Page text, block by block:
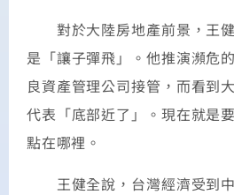
對於大陸房地產前景，王
是「讓子彈飛」。他推演瀕危
良資產管理公司接管，而看到
代表「底部近了」。現在就是
點在哪裡。
王健全說，台灣經濟受到中